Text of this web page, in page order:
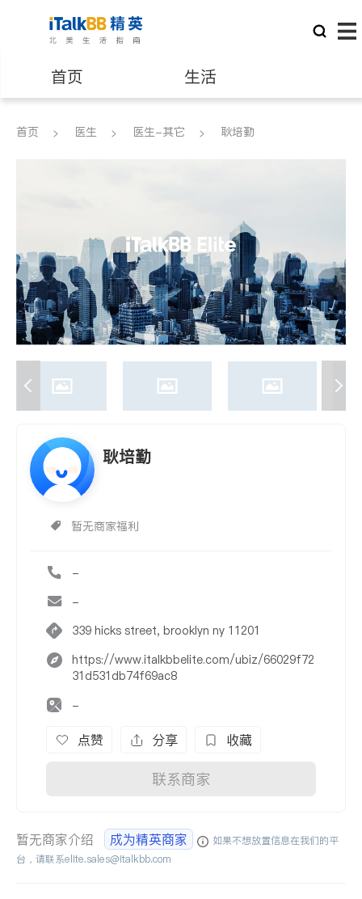
首页 生活
医生 律师
养老 非盈利组织
首页 医生 医生-其它 耿培勤
耿培勤
暂无商家福利
-
-
339 hicks street, brooklyn ny 11201
https://www.italkbbelite.com/ubiz/66029f72
31d531db74f69ac8
-
点赞 分享 收藏
联系商家
暂无商家介绍 成为精英商家
如果不想放置信息在我们的平
台，请联系elite.sales@italkbb.com